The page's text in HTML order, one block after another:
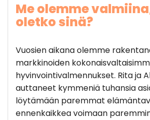
Me olemme
oletko sinä?
Vuosien aikana olemme
markkinoiden
hyvinvointivalmennukset. Rita ja
auttaneet kymmeniä tuhansia
löytämään paremmat
ennenkaikkea voimaan